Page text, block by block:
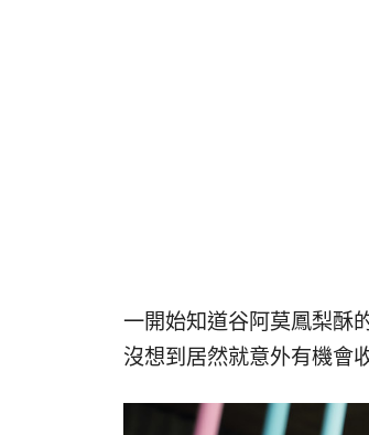
一開始知道谷阿莫鳳梨酥
沒想到居然就意外有機會